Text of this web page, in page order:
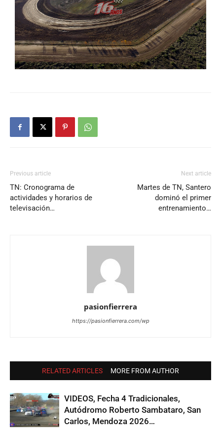
Previous article
TN: Cronograma de
actividades y horarios de
televisación…
Next article
Martes de TN, Santero
dominó el primer
entrenamiento…
pasionfierrera
https://pasionfierrera.com/wp
RELATED ARTICLES MORE FROM AUTHOR
VIDEOS, Fecha 4 Tradicionales,
Autódromo Roberto Sambataro, San
Carlos, Mendoza 2026…